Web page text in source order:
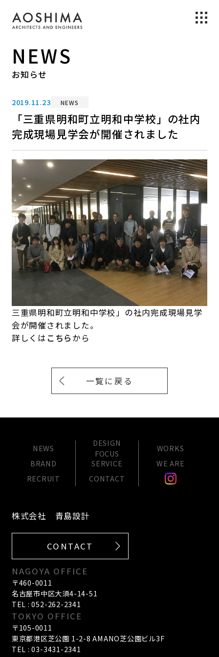
NEWS
お知らせ
2019.11.23 NEWS
「三重県明和町立明和中学校」の社内
完成現場見学会が開催されました
三重県明和町立明和中学校」の社内完成現場見学
会が開催されました。
詳しくはこちら から
一覧に戻る
NEWS
DESIGN
FOCUS
WORKS
BRAND
SERVICE
WE ARE
RECRUIT
CONTACT
株式会社 青島設計
CONTACT
NAGOYA OFFICE
〒460-0011
名古屋市中区大須4-14-51
TEL : 052-262-2341
TOKYO OFFICE
〒105-0011
東京都港区芝公園 1-2-8 AMANO芝公園ビル3F
TEL : 03-3431-2341